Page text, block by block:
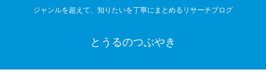
ジャンルを超えて、知りたいを丁寧にまとめるリサーチブログ
とうるのつぶやき